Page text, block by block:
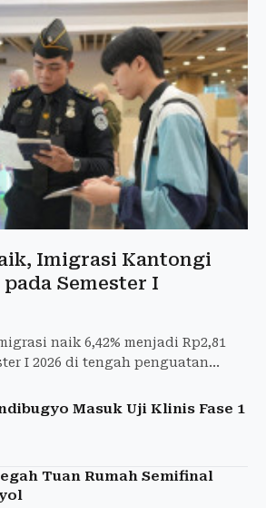
Imigrasi Kantongi
Semester I
naik 6,42% menjadi Rp2,81
I 2026 di tengah penguatan
Masuk Uji Klinis Fase 1
Tuan Rumah Semifinal